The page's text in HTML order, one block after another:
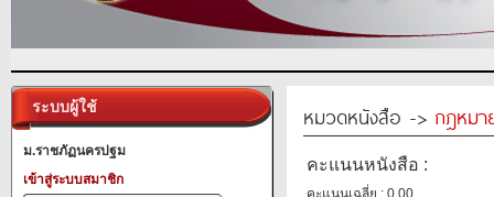
ระบบผู้ใช้
ม.ราชภัฏนครปฐม
เข้าสู่ระบบสมาชิก
หมวดหนังสือ -> กฎหมา
คะแนนหนังสือ :
คะแนนเฉลี่ย : 0.00